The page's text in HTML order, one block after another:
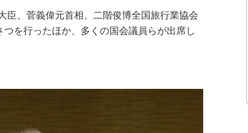
、菅義偉元首相、二階俊博全国旅行業協会
を行ったほか、多くの国会議員らが出席し